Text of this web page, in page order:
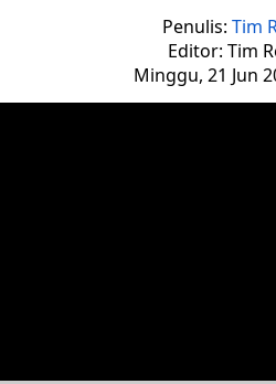
Penulis: Tim
Editor: Tim
Minggu, 21 Jun